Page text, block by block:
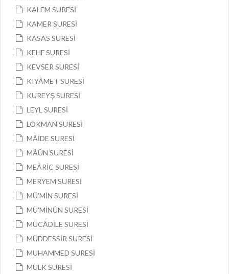
KALEM SURESİ
KAMER SURESİ
KASAS SURESİ
KEHF SURESİ
KEVSER SURESİ
KIYÂMET SURESİ
KUREYŞ SURESİ
LEYL SURESİ
LOKMAN SURESİ
MÂİDE SURESİ
MÂÛN SURESİ
MEÂRİC SURESİ
MERYEM SURESİ
MÜ’MİN SURESİ
MÜ’MİNÛN SURESİ
MÜCÂDİLE SURESİ
MÜDDESSİR SURESİ
MUHAMMED SURESİ
MÜLK SURESİ